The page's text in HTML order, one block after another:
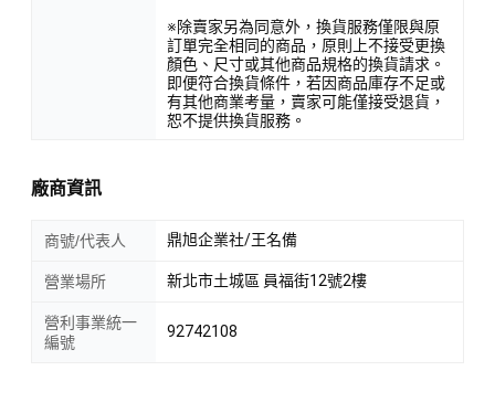
※除賣家另為同意外，換貨服務僅限與原
訂單完全相同的商品，原則上不接受更換
顏色、尺寸或其他商品規格的換貨請求。
即便符合換貨條件，若因商品庫存不足或
有其他商業考量，賣家可能僅接受退貨，
恕不提供換貨服務。
廠商資訊
商號/代表人 鼎旭企業社/王名備
營業場所 新北市土城區 員福街12號2樓
營利事業統一
編號
92742108